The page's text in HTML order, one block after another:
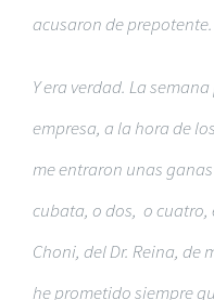
acusaron de prepotente.
Y era verdad. La
empresa, a la hora de
me entraron unas
cubata, o dos, o cuatro,
Choni, del Dr. Reina, de
he prometido siempre